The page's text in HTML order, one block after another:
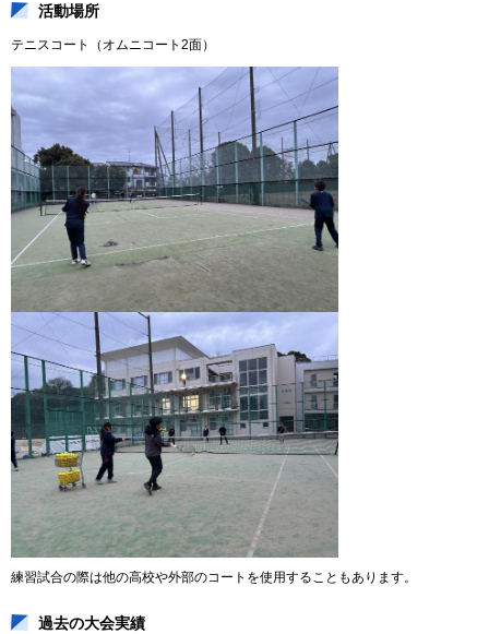
活動場所
テニスコート（オムニコート2面）
練習試合の際は他の高校や外部のコートを使用することもあります。
過去の大会実績